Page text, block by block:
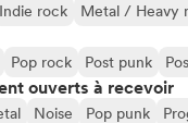
Indie rock Metal / Heavy
Pop rock Post punk
ouverts à recevoir
Noise Pop punk